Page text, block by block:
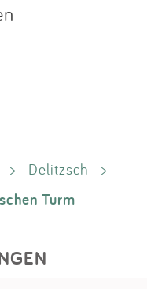
> Delitzsch >
Turm